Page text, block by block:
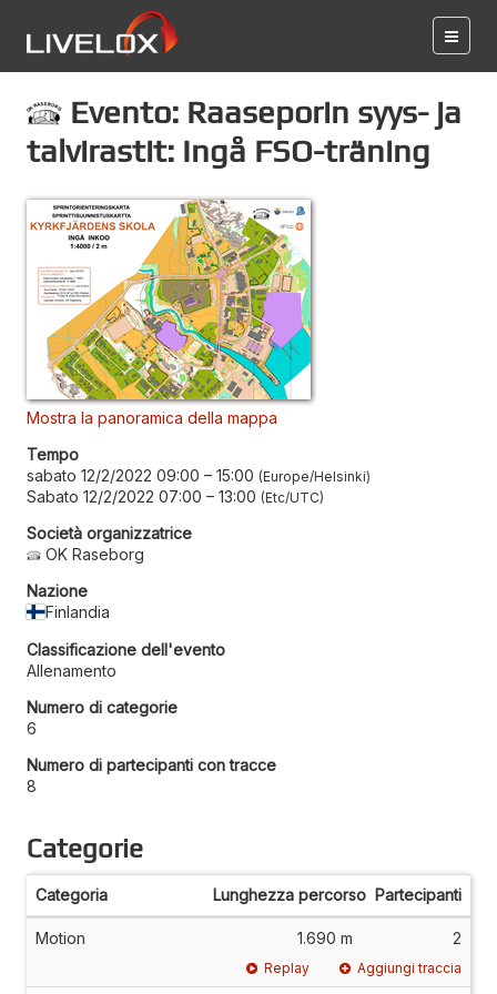
Evento: Raaseporin syys- ja
talvirastit: Ingå FSO-träning
Mostra la panoramica della mappa
Tempo
sabato 12/2/2022 09:00 – 15:00 Europe/Helsinki
Sabato 12/2/2022 07:00 – 13:00 Etc/UTC
Società organizzatrice
OK Raseborg
Nazione
Finlandia
Classificazione dell'evento
Allenamento
Numero di categorie
6
Numero di partecipanti con tracce
8
Categorie
Categoria Lunghezza percorso Partecipanti
Motion 1.690 m 2
Replay Aggiungi traccia